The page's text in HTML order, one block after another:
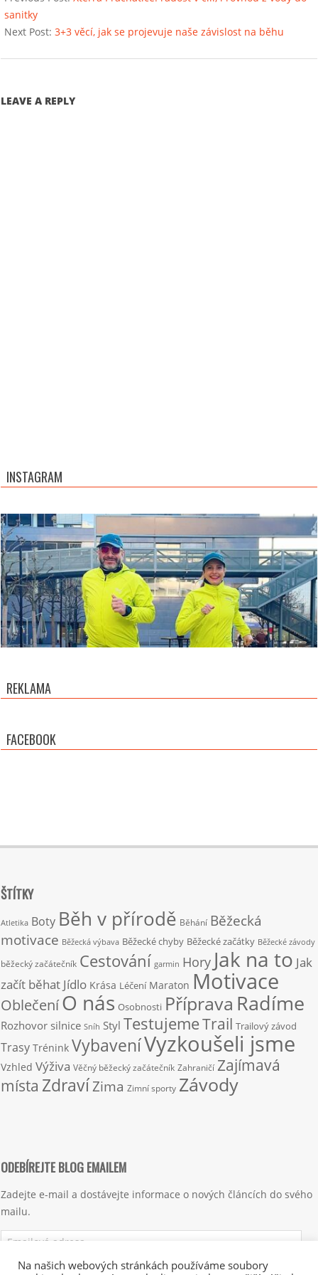
07
sanitky
Next Post: 3+3 věcí, jak se projevuje naše závislost na běhu
LEAVE A REPLY
INSTAGRAM
REKLAMA
FACEBOOK
ŠTÍTKY
Atletika Boty Běh v přírodě Běhání Běžecká
motivace Běžecká výbava Běžecké chyby Běžecké začátky Běžecké závody
běžecký začátečník Cestování garmin Hory Jak na to Jak
začít běhat Jídlo Krása Léčení Maraton Motivace
OblečeníO nás Osobnosti Příprava Radíme
Rozhovor silnice Sníh Styl TestujemeTrail Trailový závod
Trasy Trénink VybaveníVyzkoušeli jsme
Vzhled Výživa Věčný běžecký začátečník Zahraničí Zajímavá
místa ZdravíZima Zimní sporty Závody
ODEBÍREJTE BLOG EMAILEM
Zadejte e-mail a dostávejte informace o nových článcích do svého
mailu.
Emailová
Na našich webových stránkách používáme soubory